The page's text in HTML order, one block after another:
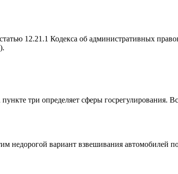
12.21.1 Кодекса об административных
три определяет сферы госрегулирования.
недорогой вариант взвешивания автомобилей